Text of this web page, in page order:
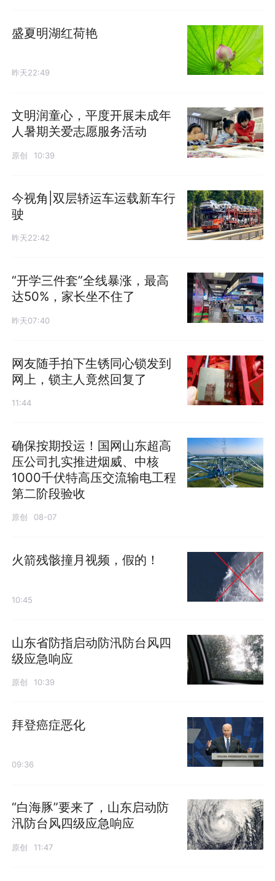
盛夏明湖红荷艳
昨天22:49
文明润童心，平度开展未成年
人暑期关爱志愿服务活动
原创 10:39
今视角|双层轿运车运载新车行
驶
昨天22:42
“开学三件套”全线暴涨，最高
达50%，家长坐不住了
昨天07:40
网友随手拍下生锈同心锁发到
网上，锁主人竟然回复了
11:44
确保按期投运！国网山东超高
压公司扎实推进烟威、中核
1000千伏特高压交流输电工程
第二阶段验收
原创 08-07
火箭残骸撞月视频，假的！
10:45
山东省防指启动防汛防台风四
级应急响应
原创 10:39
拜登癌症恶化
09:36
“白海豚”要来了，山东启动防
汛防台风四级应急响应
原创 11:47